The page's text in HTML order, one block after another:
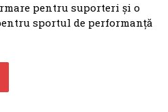
pentru suporteri și o
sportul de performanță